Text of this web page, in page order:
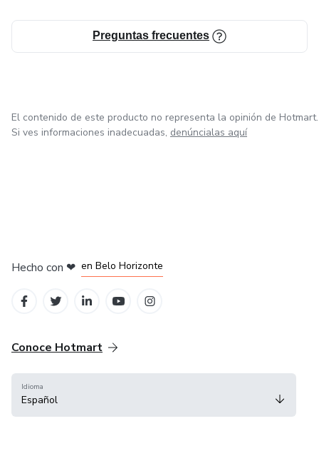
Preguntas frecuentes
El contenido de este producto no representa la opinión de Hotmart.
Si ves informaciones inadecuadas, denúncialas aquí
Hecho con ❤ en Belo Horizonte
Conoce Hotmart
Idioma
Español